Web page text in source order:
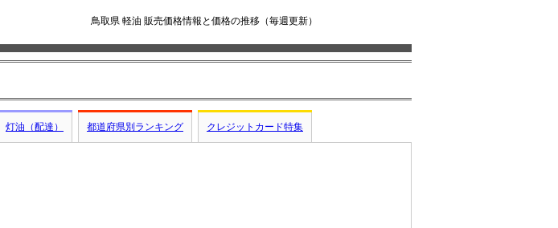
鳥取県 軽油 販売価格情報と価格の推移（毎週更新）
灯油（配達） 都道府県別ランキング クレジットカード特集